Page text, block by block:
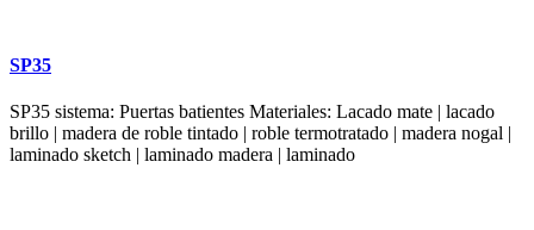
SP35
SP35 sistema: Puertas batientes Materiales: Lacado mate | lacado
brillo | madera de roble tintado | roble termotratado | madera nogal |
laminado sketch | laminado madera | laminado